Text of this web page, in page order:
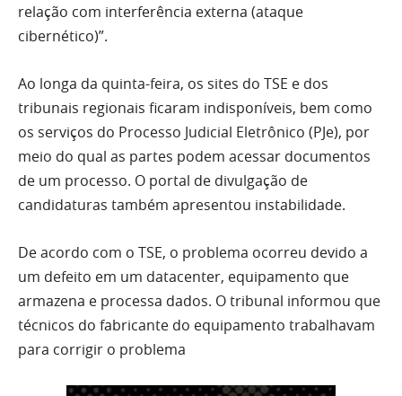
relação com interferência externa (ataque
cibernético)”.
Ao longa da quinta-feira, os sites do TSE e dos
tribunais regionais ficaram indisponíveis, bem como
os serviços do Processo Judicial Eletrônico (PJe), por
meio do qual as partes podem acessar documentos
de um processo. O portal de divulgação de
candidaturas também apresentou instabilidade.
De acordo com o TSE, o problema ocorreu devido a
um defeito em um datacenter, equipamento que
armazena e processa dados. O tribunal informou que
técnicos do fabricante do equipamento trabalhavam
para corrigir o problema